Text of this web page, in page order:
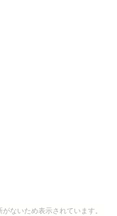
ないため表示されています。